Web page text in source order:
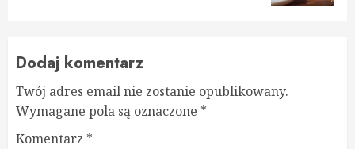
Dodaj komentarz
Twój adres email nie zostanie opublikowany.
Wymagane pola są oznaczone *
Komentarz *